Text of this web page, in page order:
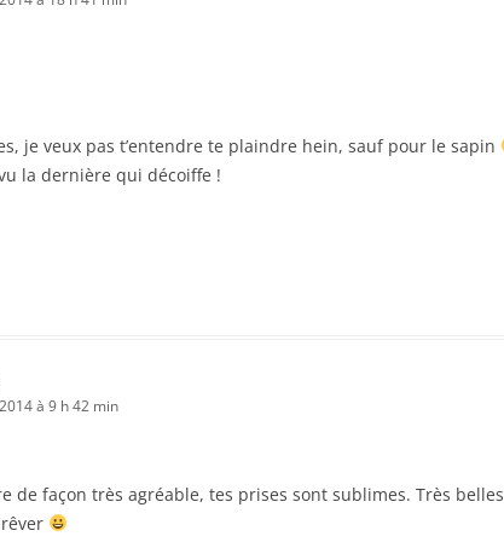
je veux pas t’entendre te plaindre hein, sauf pour le sapin
la dernière qui décoiffe !
à 9 h 42 min
de façon très agréable, tes prises sont sublimes. Très belles